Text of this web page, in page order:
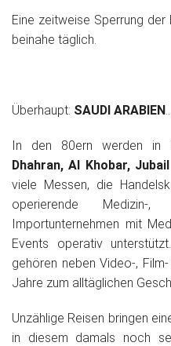
Eine zeitweise Sperrung
beinahe täglich.
Überhaupt: SAUDI ARABIEN...
In den 80ern werden in
Dhahran, Al Khobar, Jubail
viele Messen, die
operierende Medizin-
Importunternehmen mit
Events operativ
gehören neben Video-,
Jahre zum alltäglichen
Unzählige Reisen bringen
in diesem damals noch